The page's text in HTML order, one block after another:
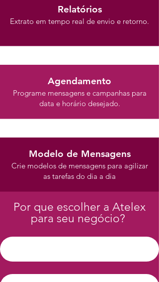
Relatórios
Extrato em tempo real de envio e retorno.
Agendamento
Programe mensagens e campanhas para
data e horário desejado.
Modelo de Mensagens
Crie modelos de mensagens para agilizar
as tarefas do dia a dia
Por que escolher a Atelex
para seu negócio?